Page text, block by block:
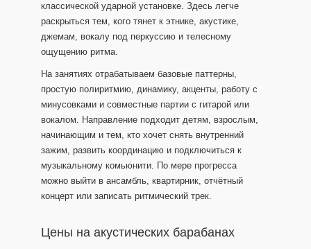
классической ударной установке. Здесь легче
раскрыться тем, кого тянет к этнике, акустике,
джемам, вокалу под перкуссию и телесному
ощущению ритма.
На занятиях отрабатываем базовые паттерны,
простую полиритмию, динамику, акценты, работу с
минусовками и совместные партии с гитарой или
вокалом. Направление подходит детям, взрослым,
начинающим и тем, кто хочет снять внутренний
зажим, развить координацию и подключиться к
музыкальному комьюнити. По мере прогресса
можно выйти в ансамбль, квартирник, отчётный
концерт или записать ритмический трек.
Цены на акустических барабанах